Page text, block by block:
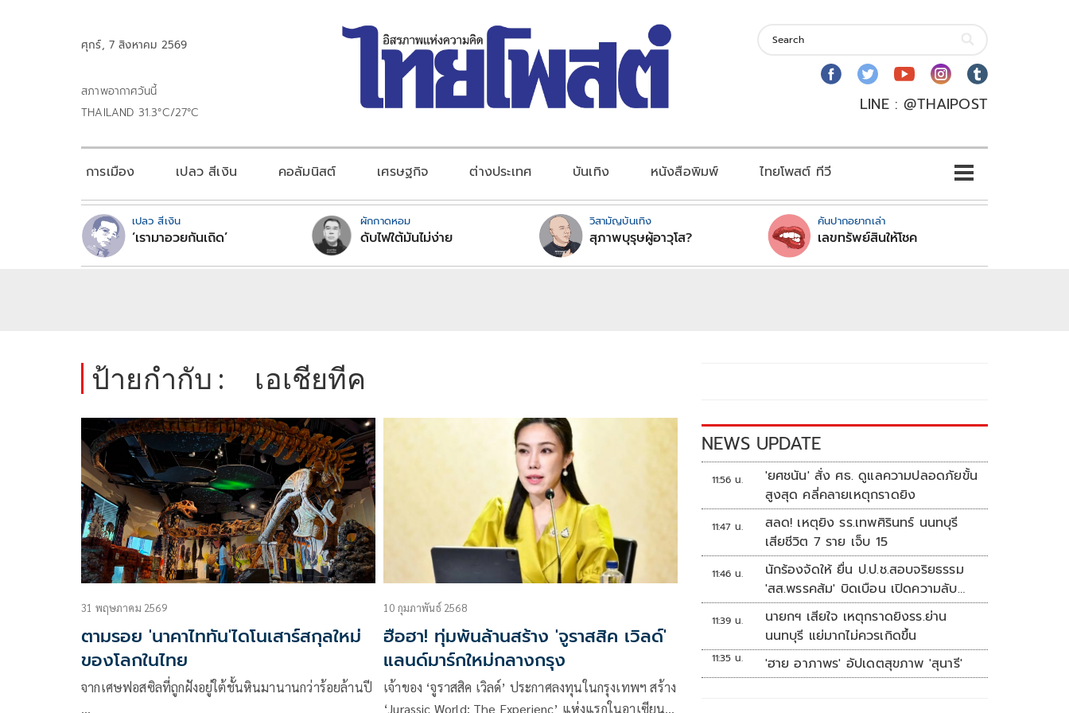
ศุกร์, 7 สิงหาคม 2569
สภาพอากาศวันนี้
THAILAND 31.3°C/27°C
LINE : @THAIPOST
การเมือง เปลว สีเงิน คอลัมนิสต์ เศรษฐกิจ ต่างประเทศ บันเทิง หนังสือพิมพ์ ไทยโพสต์ ทีวี
เปลว สีเงิน
‘เรามาอวยกันเถิด’
ผักกาดหอม
ดับไฟใต้มันไม่ง่าย
วิสามัญบันเทิง
สุภาพบุรุษผู้อาวุโส?
คันปากอยากเล่า
เลขทรัพย์สินให้โชค
ป้ายกำกับ : เอเชียทีค
31 พฤษภาคม 2569
ตามรอย 'นาคาไททัน'ไดโนเสาร์สกุลใหม่
ของโลกในไทย
จากเศษฟอสซิลที่ถูกฝังอยู่ใต้ชั้นหินมานานกว่าร้อยล้านปี
…
10 กุมภาพันธ์ 2568
ฮือฮา! ทุ่มพันล้านสร้าง 'จูราสสิค เวิลด์'
แลนด์มาร์กใหม่กลางกรุง
เจ้าของ ‘จูราสสิค เวิลด์’ ประกาศลงทุนในกรุงเทพฯ สร้าง
‘Jurassic World: The Experienc’ แห่งแรกในอาเซียน
NEWS UPDATE
11:56 น.
'ยศชนัน' สั่ง ศธ. ดูแลความปลอดภัยขั้น
สูงสุด คลี่คลายเหตุกราดยิง
11:47 น.
สลด! เหตุยิง รร.เทพศิรินทร์ นนทบุรี
เสียชีวิต 7 ราย เจ็บ 15
11:46 น.
นักร้องจัดให้ ยื่น ป.ป.ช.สอบจริยธรรม
'สส.พรรคส้ม' บิดเบือน เปิดความลับ
'บังเกอร์ทหาร'
11:39 น.
นายกฯ เสียใจ เหตุกราดยิงรร.ย่าน
นนทบุรี แย่มากไม่ควรเกิดขึ้น
11:35 น. 'ฮาย อาภาพร' อัปเดตสุขภาพ 'สุนารี'